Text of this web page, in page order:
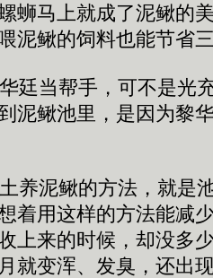
蛳马上就成了泥鳅的
泥鳅的饲料也能节省
廷当帮手，可不是光
泥鳅池里，是因为黎
养泥鳅的方法，就是
着用这样的方法能减
上来的时候，却没多
就变浑、发臭，还出